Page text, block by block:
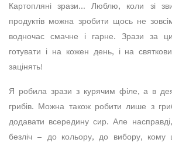
Картопляні зрази… Люблю, коли зі
продуктів можна зробити щось не
водночас смачне і гарне. Зрази за
готувати і на кожен день, і на
зацінять!
Я робила зрази з курячим філе, а в
грибів. Можна також робити лише з
додавати всередину сир. Але
безліч – до кольору, до вибору, кому